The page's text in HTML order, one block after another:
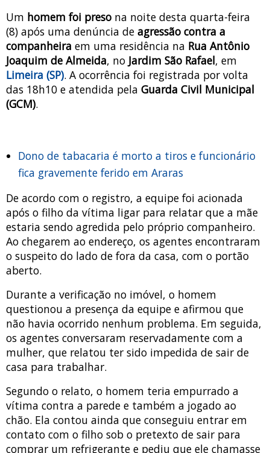
Um homem foi preso na noite desta quarta-feira
(8) após uma denúncia de agressão contra a
companheira em uma residência na Rua Antônio
Joaquim de Almeida, no Jardim São Rafael, em
Limeira (SP). A ocorrência foi registrada por volta
das 18h10 e atendida pela Guarda Civil Municipal
(GCM).
Dono de tabacaria é morto a tiros e funcionário
fica gravemente ferido em Araras
De acordo com o registro, a equipe foi acionada
após o filho da vítima ligar para relatar que a mãe
estaria sendo agredida pelo próprio companheiro.
Ao chegarem ao endereço, os agentes encontraram
o suspeito do lado de fora da casa, com o portão
aberto.
Durante a verificação no imóvel, o homem
questionou a presença da equipe e afirmou que
não havia ocorrido nenhum problema. Em seguida,
os agentes conversaram reservadamente com a
mulher, que relatou ter sido impedida de sair de
casa para trabalhar.
Segundo o relato, o homem teria empurrado a
vítima contra a parede e também a jogado ao
chão. Ela contou ainda que conseguiu entrar em
contato com o filho sob o pretexto de sair para
comprar um refrigerante e pediu que ele chamasse